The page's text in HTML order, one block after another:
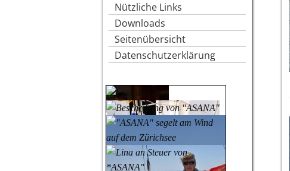
Nützliche Links
Downloads
Seitenübersicht
Datenschutzerklärung